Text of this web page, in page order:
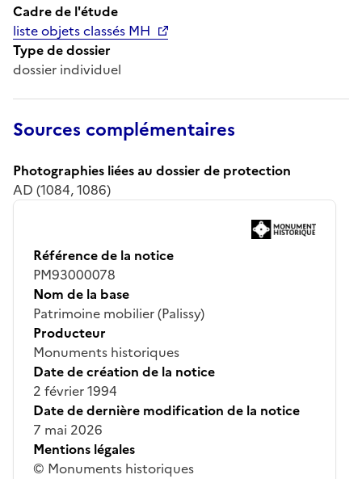
Cadre de l'étude
liste objets classés MH
Type de dossier
dossier individuel
Sources complémentaires
Photographies liées au dossier de protection
AD (1084, 1086)
Référence de la notice
PM93000078
Nom de la base
Patrimoine mobilier (Palissy)
Producteur
Monuments historiques
Date de création de la notice
2 février 1994
Date de dernière modification de la notice
7 mai 2026
Mentions légales
© Monuments historiques